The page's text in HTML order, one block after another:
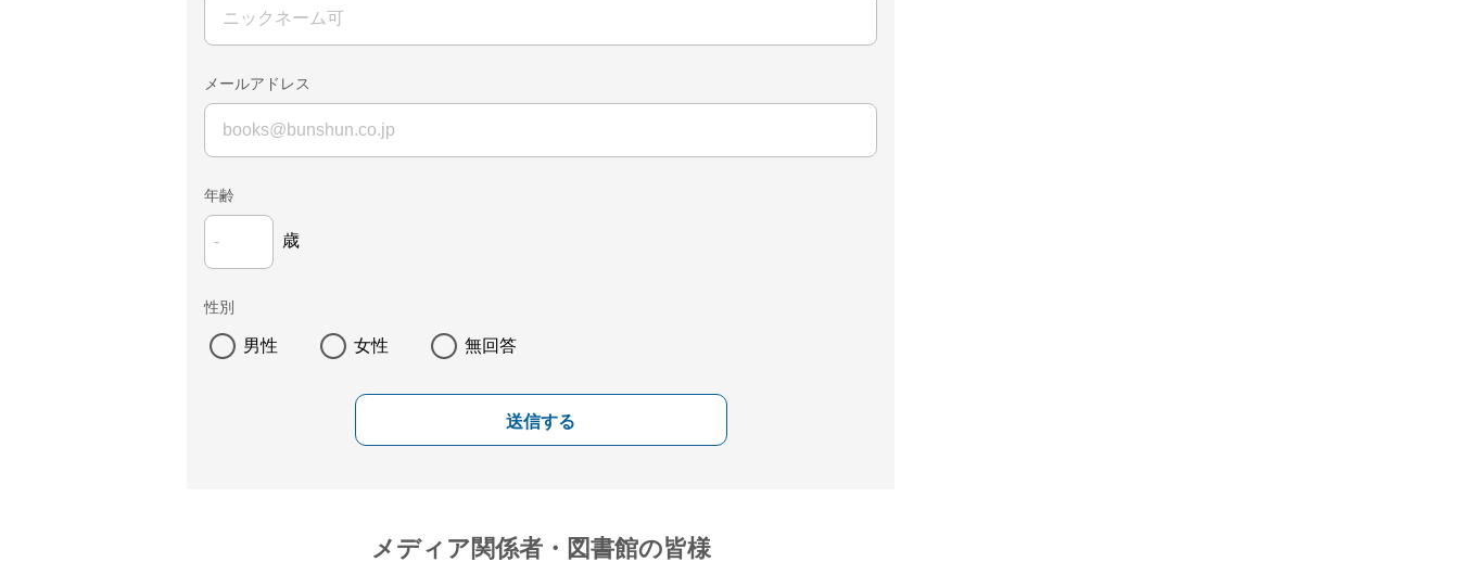
メールアドレス
年齢
歳
性別
男性 女性 無回答
送信する
メディア関係者・図書館の皆様